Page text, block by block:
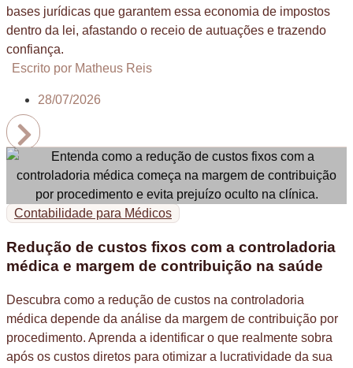
bases jurídicas que garantem essa economia de impostos
dentro da lei, afastando o receio de autuações e trazendo
confiança.
Escrito por Matheus Reis
28/07/2026
Contabilidade para Médicos
Redução de custos fixos com a controladoria
médica e margem de contribuição na saúde
Descubra como a redução de custos na controladoria
médica depende da análise da margem de contribuição por
procedimento. Aprenda a identificar o que realmente sobra
após os custos diretos para otimizar a lucratividade da sua